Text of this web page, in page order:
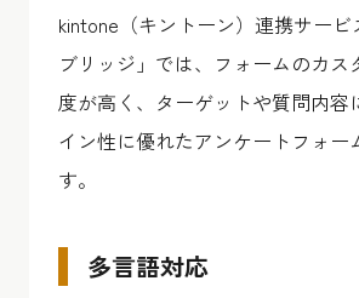
kintone（キントーン）連携サービ
ブリッジ」では、フォームのカス
度が高く、ターゲットや質問内容
イン性に優れたアンケートフォー
す。
多言語対応